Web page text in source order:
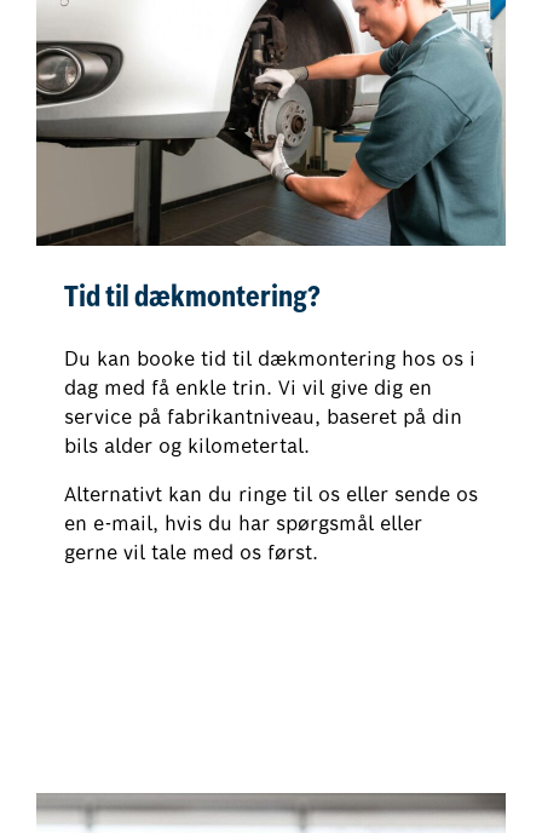
Tid til dækmontering?
Du kan booke tid til dækmontering hos os i
dag med få enkle trin. Vi vil give dig en
service på fabrikantniveau, baseret på din
bils alder og kilometertal.
Alternativt kan du ringe til os eller sende os
en e-mail, hvis du har spørgsmål eller
gerne vil tale med os først.